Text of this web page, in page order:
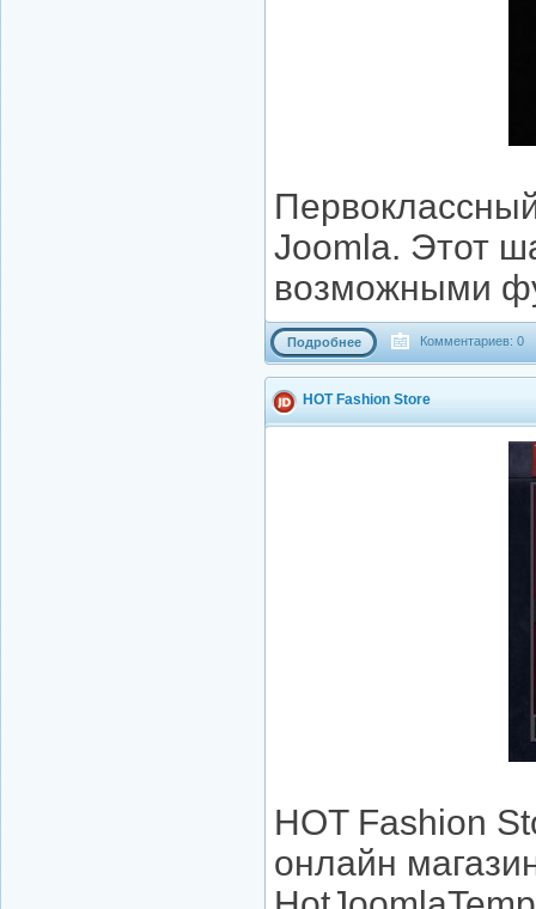
Joomla. Этот
возможными
Подробнее Комментариев: 0
HOT Fashion Store
HOT Fashion
онлайн